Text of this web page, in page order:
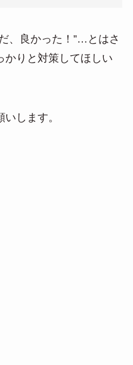
、良かった！”…とはさ
かりと対策してほしい
します。